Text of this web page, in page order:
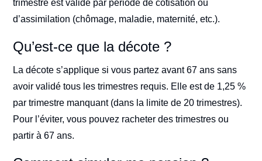
trimestre est validé par période de cotisation ou
d’assimilation (chômage, maladie, maternité, etc.).
Qu’est-ce que la décote ?
La décote s’applique si vous partez avant 67 ans sans
avoir validé tous les trimestres requis. Elle est de 1,25 %
par trimestre manquant (dans la limite de 20 trimestres).
Pour l’éviter, vous pouvez racheter des trimestres ou
partir à 67 ans.